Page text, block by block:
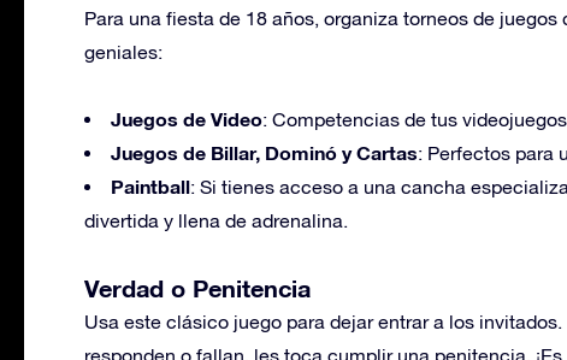
Para una fiesta de 18 años, organiza torneos de
geniales:
Juegos de Video: Competencias de tus
Juegos de Billar, Dominó y Cartas: Perfectos para
Paintball: Si tienes acceso a una cancha
divertida y llena de adrenalina.
Verdad o Penitencia
Usa este clásico juego para dejar entrar a los
responden o fallan, les toca cumplir una penitencia.